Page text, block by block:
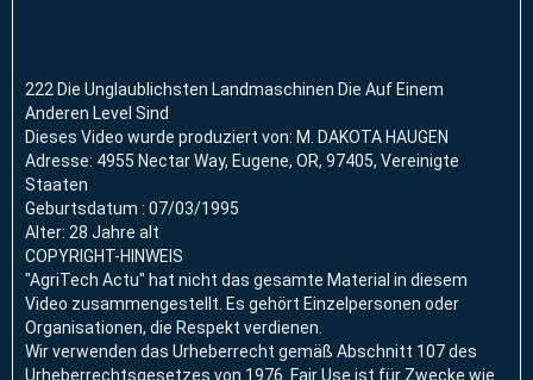
222 Die Unglaublichsten Landmaschinen Die Auf Einem
Anderen Level Sind
Dieses Video wurde produziert von: M. DAKOTA HAUGEN
Adresse: 4955 Nectar Way, Eugene, OR, 97405, Vereinigte
Staaten
Geburtsdatum : 07/03/1995
Alter: 28 Jahre alt
COPYRIGHT-HINWEIS
"AgriTech Actu" hat nicht das gesamte Material in diesem
Video zusammengestellt. Es gehört Einzelpersonen oder
Organisationen, die Respekt verdienen.
Wir verwenden das Urheberrecht gemäß Abschnitt 107 des
Urheberrechtsgesetzes von 1976. Fair Use ist für Zwecke wie